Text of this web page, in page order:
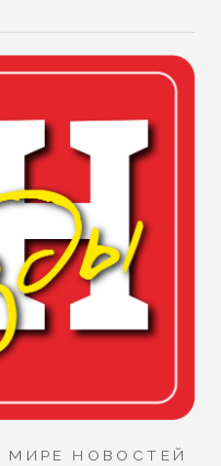
МИРЕ НОВОСТЕЙ